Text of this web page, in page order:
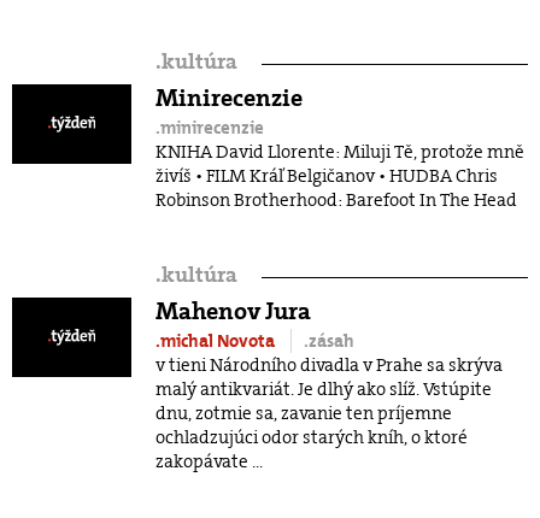
.kultúra
Minirecenzie
.minirecenzie
KNIHA David Llorente: Miluji Tě, protože mně
živíš • FILM Kráľ Belgičanov • HUDBA Chris
Robinson Brotherhood: Barefoot In The Head
.kultúra
Mahenov Jura
.michal Novota
.zásah
v tieni Národního divadla v Prahe sa skrýva
malý antikvariát. Je dlhý ako slíž. Vstúpite
dnu, zotmie sa, zavanie ten príjemne
ochladzujúci odor starých kníh, o ktoré
zakopávate ...